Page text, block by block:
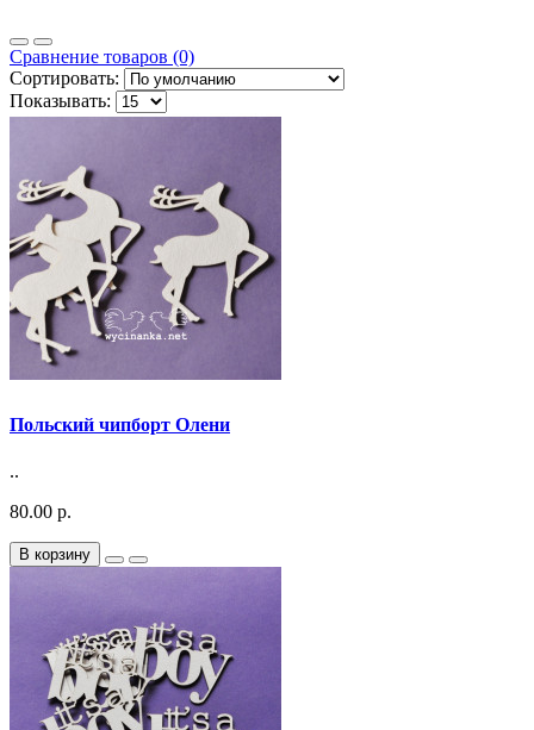
Сравнение товаров (0)
Сортировать:
Показывать:
Польский чипборт Олени
..
80.00 р.
В корзину